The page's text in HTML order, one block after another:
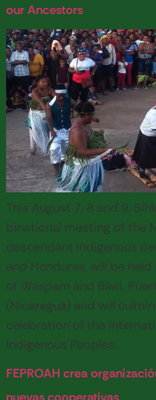
our Ancestors
This August 7, 8 and 9,
binational meeting of the
descendant indigenous
and Honduras, will be
of Waspam and Bilwi,
(Nicaragua) and will
celebration of the
Indigenous Peoples.
FEPROAH crea